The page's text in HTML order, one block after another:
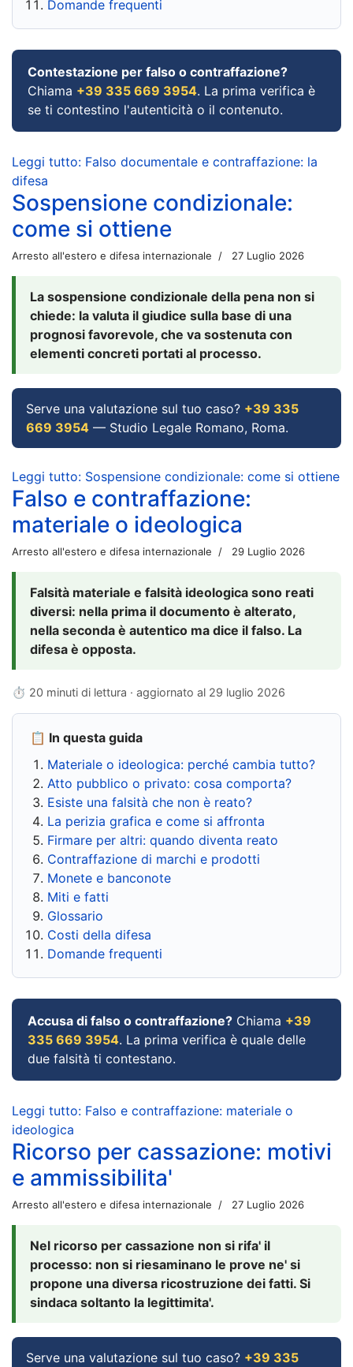
Domande frequenti
Contestazione per falso o contraffazione?
Chiama +39 335 669 3954. La prima verifica è
se ti contestino l'autenticità o il contenuto.
Leggi tutto: Falso documentale e contraffazione: la
difesa
Sospensione condizionale:
come si ottiene
Arresto all'estero e difesa internazionale 27 Luglio 2026
La sospensione condizionale della pena non si
chiede: la valuta il giudice sulla base di una
prognosi favorevole, che va sostenuta con
elementi concreti portati al processo.
Serve una valutazione sul tuo caso? +39 335
669 3954 — Studio Legale Romano, Roma.
Leggi tutto: Sospensione condizionale: come si ottiene
Falso e contraffazione:
materiale o ideologica
Arresto all'estero e difesa internazionale 29 Luglio 2026
Falsità materiale e falsità ideologica sono reati
diversi: nella prima il documento è alterato,
nella seconda è autentico ma dice il falso. La
difesa è opposta.
⏱ 20 minuti di lettura · aggiornato al 29 luglio 2026
📋 In questa guida
Materiale o ideologica: perché cambia tutto?
Atto pubblico o privato: cosa comporta?
Esiste una falsità che non è reato?
La perizia grafica e come si affronta
Firmare per altri: quando diventa reato
Contraffazione di marchi e prodotti
Monete e banconote
Miti e fatti
Glossario
Costi della difesa
Domande frequenti
Accusa di falso o contraffazione? Chiama +39
335 669 3954. La prima verifica è quale delle
due falsità ti contestano.
Leggi tutto: Falso e contraffazione: materiale o
ideologica
Ricorso per cassazione: motivi
e ammissibilita'
Arresto all'estero e difesa internazionale 27 Luglio 2026
Nel ricorso per cassazione non si rifa' il
processo: non si riesaminano le prove ne' si
propone una diversa ricostruzione dei fatti. Si
sindaca soltanto la legittimita'.
Serve una valutazione sul tuo caso? +39 335